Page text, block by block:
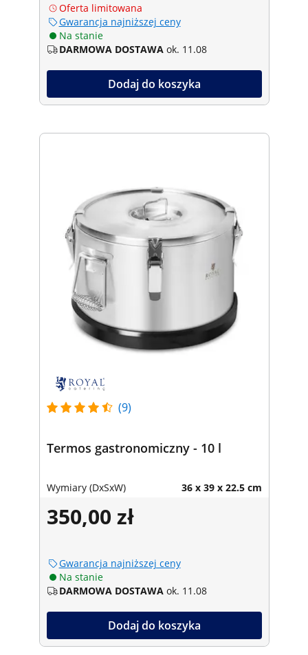
Oferta limitowana
Gwarancja najniższej ceny
Na stanie
DARMOWA DOSTAWA ok. 11.08
Dodaj do koszyka
(9)
Termos gastronomiczny - 10 l
Wymiary (DxSxW) 36 x 39 x 22.5 cm
350,00 zł
Gwarancja najniższej ceny
Na stanie
DARMOWA DOSTAWA ok. 11.08
Dodaj do koszyka